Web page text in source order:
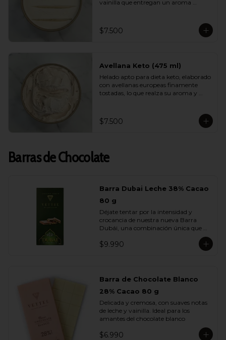
vainilla que entregan un aroma
buscan disfrutar de un helado liviano
sin renunciar al verdadero sabor de la
$7.500
Avellana Keto (475 ml)
Helado apto para dieta keto, elaborado
con avellanas europeas finamente
tostadas, lo que realza su aroma y
sorprendente. Ideal para quienes
cuidan su alimentación y quieren
$7.500
Barras de Chocolate
Barra Dubai Leche 38% Cacao
80 g
Déjate tentar por la intensidad y
crocancia de nuestra nueva Barra
Dubái, una combinación única que
fusiona lo mejor del chocolate europeo
con los sabores más exquisitos de
rellena con una cremosa pasta de
hebras de masa filo tostada con
mantequilla que aportan una textura
crujiente e irresistible.
viaje de sabor profundo y auténtico,
$9.990
Barra de Chocolate Blanco
28% Cacao 80 g
Delicada y cremosa, con suaves notas
de leche y vainilla. Ideal para los
amantes del chocolate blanco
$6.990